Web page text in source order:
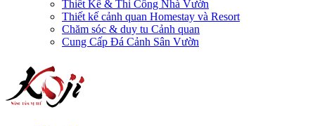
Thiết Kế & Thi Công Nhà Vườn
Thiết kế cảnh quan Homestay và Resort
Chăm sóc & duy tu Cảnh quan
Cung Cấp Đá Cảnh Sân Vườn